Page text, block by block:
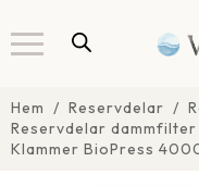
Hem Reservdelar
Reservdelar
Klammer BioPress